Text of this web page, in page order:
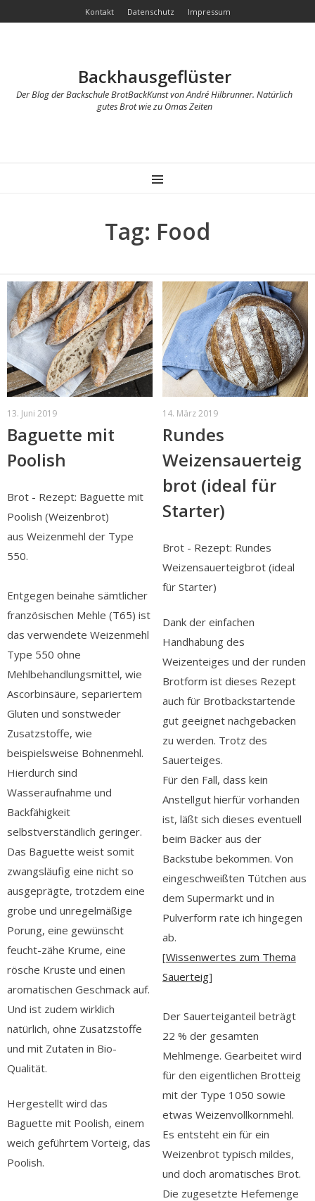
Kontakt Datenschutz Impressum
Backhausgeflüster
Der Blog der Backschule BrotBackKunst von André Hilbrunner. Natürlich
gutes Brot wie zu Omas Zeiten
MENU
Tag: Food
13. Juni 2019
Baguette mit
Poolish
Brot - Rezept: Baguette mit
Poolish (Weizenbrot)
aus Weizenmehl der Type
550.
Entgegen beinahe sämtlicher
französischen Mehle (T65) ist
das verwendete Weizenmehl
Type 550 ohne
Mehlbehandlungsmittel, wie
Ascorbinsäure, separiertem
Gluten und sonstweder
Zusatzstoffe, wie
beispielsweise Bohnenmehl.
Hierdurch sind
Wasseraufnahme und
Backfähigkeit
selbstverständlich geringer.
Das Baguette weist somit
zwangsläufig eine nicht so
ausgeprägte, trotzdem eine
grobe und unregelmäßige
Porung, eine gewünscht
feucht-zähe Krume, eine
rösche Kruste und einen
aromatischen Geschmack auf.
Und ist zudem wirklich
natürlich, ohne Zusatzstoffe
und mit Zutaten in Bio-
Qualität.
Hergestellt wird das
Baguette mit Poolish, einem
weich geführtem Vorteig, das
Poolish.
14. März 2019
Rundes
Weizensauerteig
brot (ideal für
Starter)
Brot - Rezept: Rundes
Weizensauerteigbrot (ideal
für Starter)
Dank der einfachen
Handhabung des
Weizenteiges und der runden
Brotform ist dieses Rezept
auch für Brotbackstartende
gut geeignet nachgebacken
zu werden. Trotz des
Sauerteiges.
Für den Fall, dass kein
Anstellgut hierfür vorhanden
ist, läßt sich dieses eventuell
beim Bäcker aus der
Backstube bekommen. Von
eingeschweißten Tütchen aus
dem Supermarkt und in
Pulverform rate ich hingegen
ab.
[Wissenwertes zum Thema
Sauerteig]
Der Sauerteiganteil beträgt
22 % der gesamten
Mehlmenge. Gearbeitet wird
für den eigentlichen Brotteig
mit der Type 1050 sowie
etwas Weizenvollkornmehl.
Es entsteht ein für ein
Weizenbrot typisch mildes,
und doch aromatisches Brot.
Die zugesetzte Hefemenge